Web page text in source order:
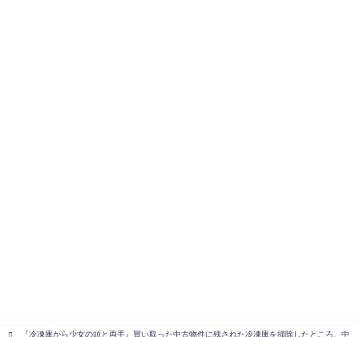
『冷凍庫から少女の頭と両手』買い取った中古物件に残された冷凍庫を掃除したところ、中